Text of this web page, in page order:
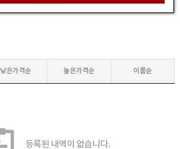
낮은가격순 높은가격순 이름순
등록된 내역이 없습니다.